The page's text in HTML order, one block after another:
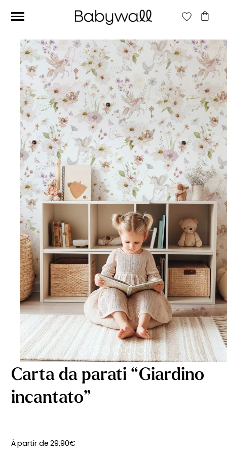
Carta da parati “Giardino
incantato”
À partir de29,90€